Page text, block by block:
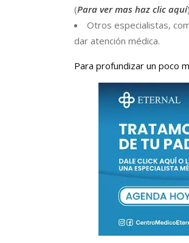
(Para ver mas haz clic aquí)
Otros especialistas,
dar atención médica.
Para profundizar un poco